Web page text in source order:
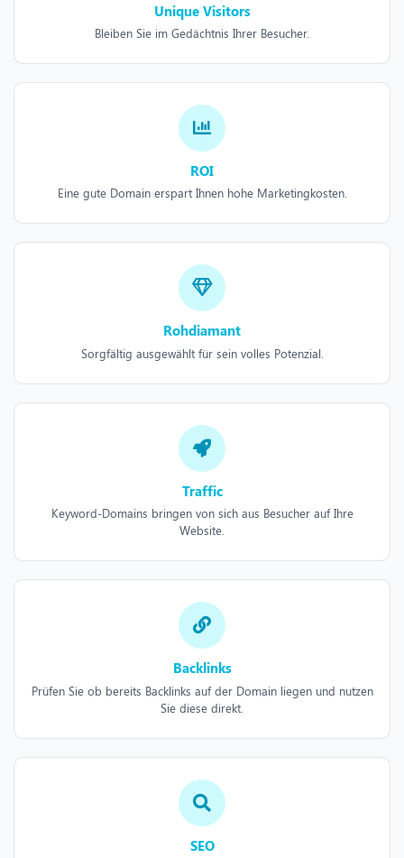
Unique Visitors
Bleiben Sie im Gedächtnis Ihrer Besucher.
ROI
Eine gute Domain erspart Ihnen hohe Marketingkosten.
Rohdiamant
Sorgfältig ausgewählt für sein volles Potenzial.
Traffic
Keyword-Domains bringen von sich aus Besucher auf Ihre
Website.
Backlinks
Prüfen Sie ob bereits Backlinks auf der Domain liegen und nutzen
Sie diese direkt.
SEO